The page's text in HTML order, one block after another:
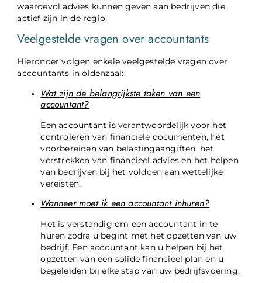
waardevol advies kunnen geven aan bedrijven die
actief zijn in de regio.
Veelgestelde vragen over accountants
Hieronder volgen enkele veelgestelde vragen over
accountants in oldenzaal:
Wat zijn de belangrijkste taken van een
accountant?
Een accountant is verantwoordelijk voor het
controleren van financiële documenten, het
voorbereiden van belastingaangiften, het
verstrekken van financieel advies en het helpen
van bedrijven bij het voldoen aan wettelijke
vereisten.
Wanneer moet ik een accountant inhuren?
Het is verstandig om een accountant in te
huren zodra u begint met het opzetten van uw
bedrijf. Een accountant kan u helpen bij het
opzetten van een solide financieel plan en u
begeleiden bij elke stap van uw bedrijfsvoering.